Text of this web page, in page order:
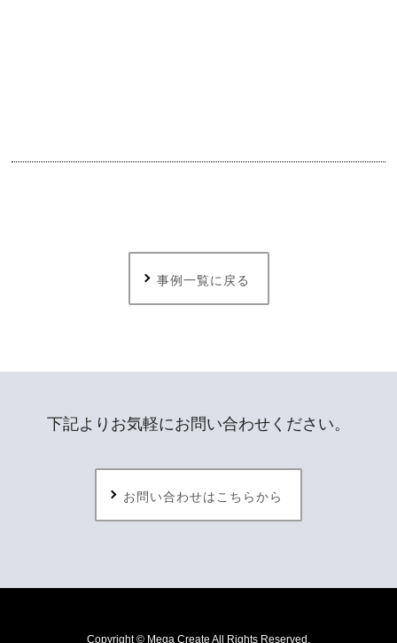
事例一覧に戻る
下記よりお気軽にお問い合わせください。
お問い合わせはこちらから
Copyright © Mega Create All Rights Reserved.